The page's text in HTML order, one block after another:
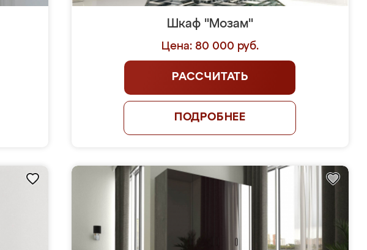
Шкаф "Мозам"
Цена: 80 000 руб.
РАССЧИТАТЬ
ПОДРОБНЕЕ